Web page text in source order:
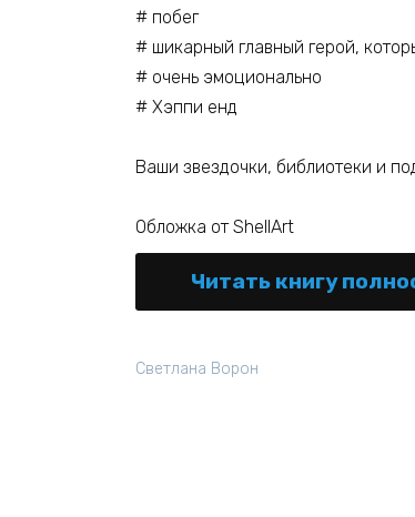
# побег
# шикарный главный герой,
# очень эмоционально
# Хэппи енд
Ваши звездочки, библиотеки и
Обложка от ShellArt
Читать книгу
Светлана Ворон